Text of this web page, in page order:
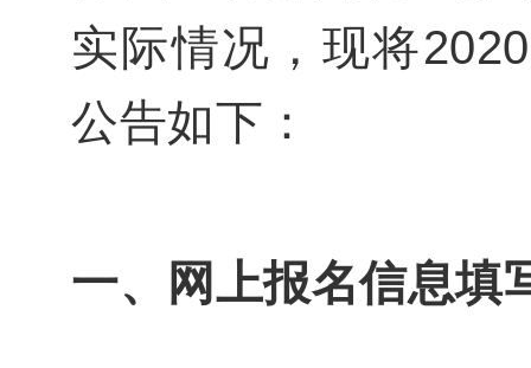
实际情况，现将
公告如下：
一、网上报名信息填